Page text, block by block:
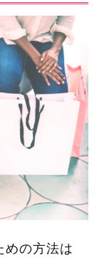
めの方法は